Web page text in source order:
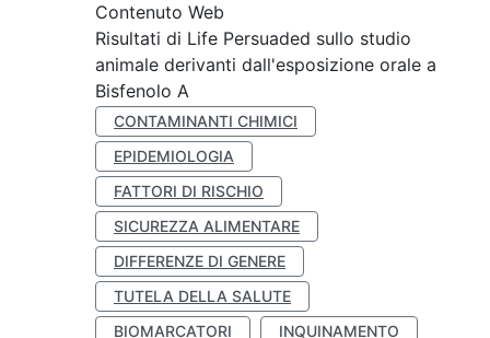
Contenuto Web
Risultati di Life Persuaded sullo studio
animale derivanti dall'esposizione orale a
Bisfenolo A
CONTAMINANTI CHIMICI
EPIDEMIOLOGIA
FATTORI DI RISCHIO
SICUREZZA ALIMENTARE
DIFFERENZE DI GENERE
TUTELA DELLA SALUTE
BIOMARCATORI
INQUINAMENTO